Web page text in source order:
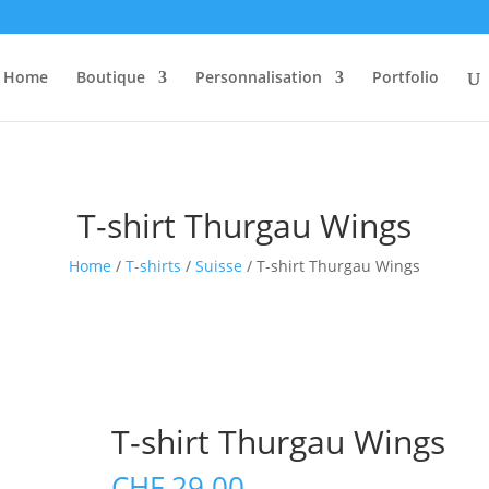
Home Boutique Personnalisation Portfolio
T-shirt Thurgau Wings
Home / T-shirts / Suisse / T-shirt Thurgau Wings
T-shirt Thurgau Wings